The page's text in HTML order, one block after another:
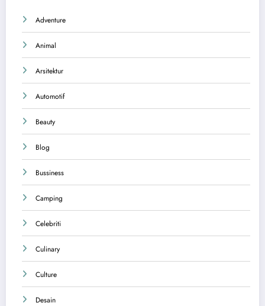
Adventure
Animal
Arsitektur
Automotif
Beauty
Blog
Bussiness
Camping
Celebriti
Culinary
Culture
Desain